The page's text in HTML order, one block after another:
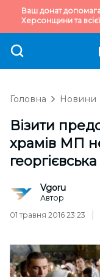
Ваш донат
Херсонщини та
Головна Новини
Візити
храмів МП
Vgoru
Автор
01 травня 2016 23:23